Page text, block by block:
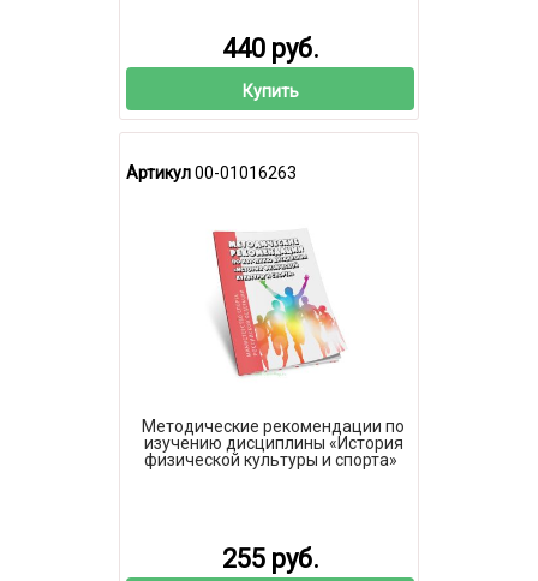
440 руб.
Купить
Артикул00-01016263
Методические рекомендации по
изучению дисциплины «История
физической культуры и спорта»
255 руб.